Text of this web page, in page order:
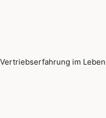
Vertriebserfahrung im